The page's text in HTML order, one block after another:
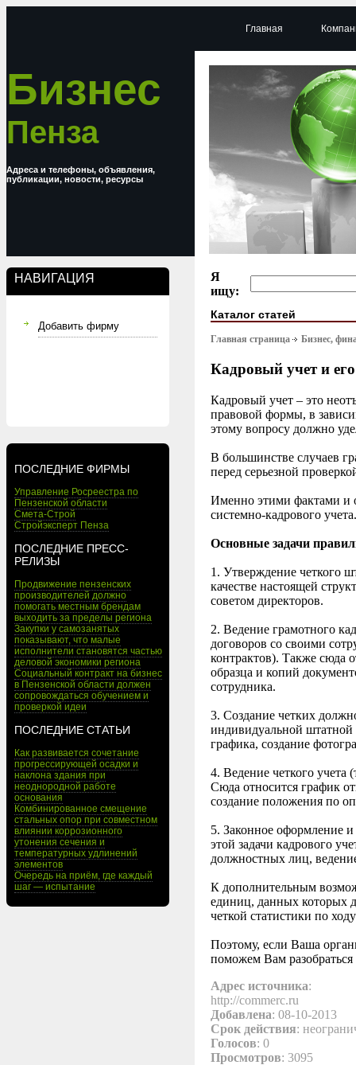
Бизнес
Пенза
Адреса и телефоны, объявления,
публикации, новости, ресурсы
НАВИГАЦИЯ
Добавить фирму
ПОСЛЕДНИЕ ФИРМЫ
Управление Росреестра по
Пензенской области
Смета-Строй
Стройэксперт Пенза
ПОСЛЕДНИЕ ПРЕСС-
РЕЛИЗЫ
Продвижение пензенских
производителей должно
помогать местным брендам
выходить за пределы региона
Закупки у самозанятых
показывают, что малые
исполнители становятся частью
деловой экономики региона
Социальный контракт на бизнес
в Пензенской области должен
сопровождаться обучением и
проверкой идеи
ПОСЛЕДНИЕ СТАТЬИ
Как развивается сочетание
прогрессирующей осадки и
наклона здания при
неоднородной работе
основания
Комбинированное смещение
стальных опор при совместном
влиянии коррозионного
утонения сечения и
температурных удлинений
элементов
Очередь на приём, где каждый
шаг — испытание
Главная
Я
ищу:
Каталог статей
Главная страница Бизнес,
Кадровый учет и
Кадровый учет – это
правовой формы, в
этому вопросу должно
В большинстве случаев
перед серьезной
Именно этими фактами и
системно-кадрового учета.
Основные задачи
1. Утверждение четкого
качестве настоящей
советом директоров.
2. Ведение грамотного
договоров со своими
контрактов). Также сюда
образца и копий
сотрудника.
3. Создание четких
индивидуальной штатной
графика, создание
4. Ведение четкого учета
Сюда относится график
создание положения по
5. Законное оформление
этой задачи кадрового
должностных лиц,
К дополнительным
единиц, данных которых
четкой статистики по
Поэтому, если Ваша
поможем Вам разобраться
Адрес источника:
http://commerc.ru
Добавлена: 08-10-2013
Срок действия:
Голосов: 0
Просмотров: 3095